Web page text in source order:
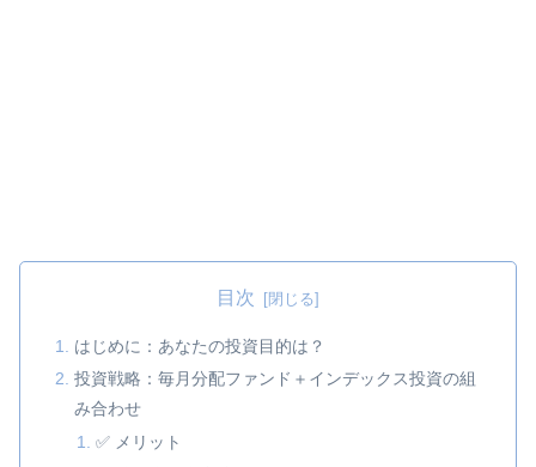
目次
はじめに：あなたの投資目的は？
投資戦略：毎月分配ファンド＋インデックス投資の組
み合わせ
✅ メリット